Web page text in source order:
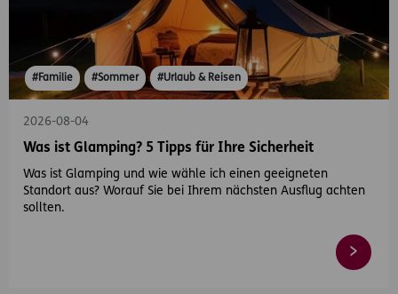
#Familie #Sommer #Urlaub & Reisen
2026-08-04
Was ist Glamping? 5 Tipps für Ihre Sicherheit
Was ist Glamping und wie wähle ich einen geeigneten
Standort aus? Worauf Sie bei Ihrem nächsten Ausflug achten
sollten.